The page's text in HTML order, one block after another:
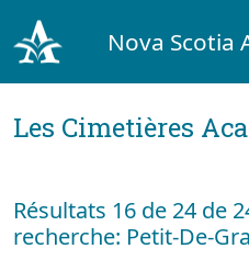
Nova Scotia
Les Cimetières
Résultats 16 de 24 de
recherche: Petit-De-